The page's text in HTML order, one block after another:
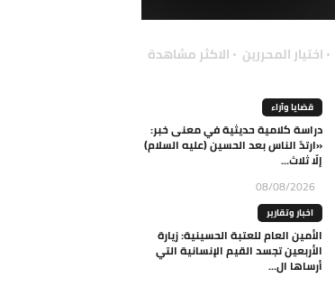
اختيار المحررين الاكثر مشاهدة
قضايا وآراء
دراسة كلامية حديثية في معنى خبر:
«ارتدّ الناس بعد الحسين (عليه السلام)
إلّا ثلاث...
08/08/2026
اخبار وتقارير
الأمين العام للعتبة الحسينية: زيارة
الأربعين تجسد القيم الإنسانية التي
أرساها ال...